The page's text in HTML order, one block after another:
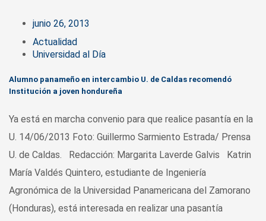
junio 26, 2013
Actualidad
Universidad al Día
Alumno panameño en intercambio U. de Caldas recomendó
Institución a joven hondureña
Ya está en marcha convenio para que realice pasantía en la
U. 14/06/2013 Foto: Guillermo Sarmiento Estrada/ Prensa
U. de Caldas. Redacción: Margarita Laverde Galvis Katrin
María Valdés Quintero, estudiante de Ingeniería
Agronómica de la Universidad Panamericana del Zamorano
(Honduras), está interesada en realizar una pasantía